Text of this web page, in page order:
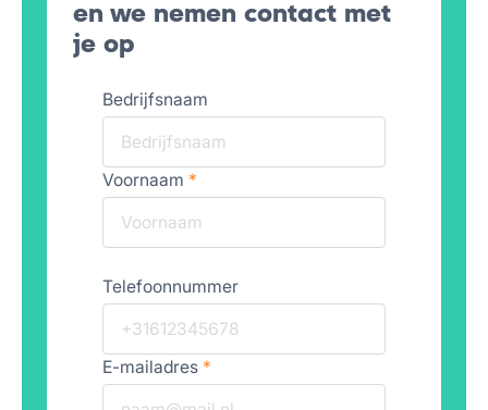
en we nemen contact met
je op
Bedrijfsnaam
Voornaam *
Telefoonnummer
E-mailadres *